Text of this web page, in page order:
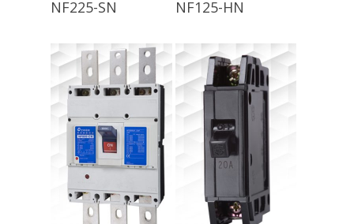
NF225-SN NF125-HN